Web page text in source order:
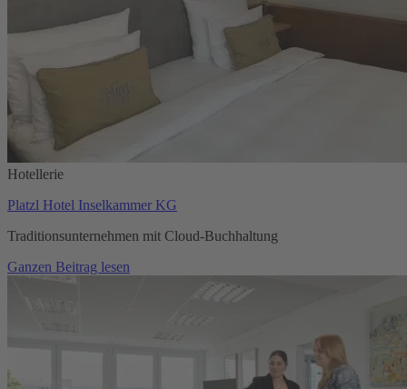
Hotellerie
Platzl Hotel Inselkammer KG
Traditionsunternehmen mit Cloud-Buchhaltung
Ganzen Beitrag lesen